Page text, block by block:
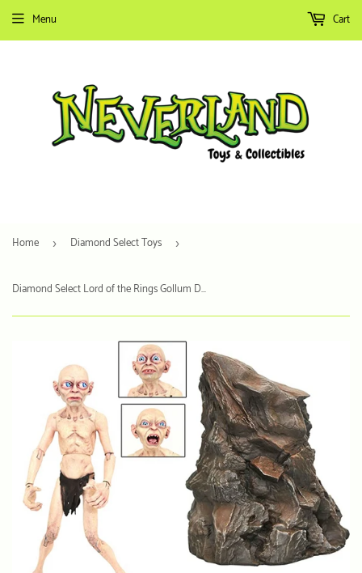
Menu Cart
Home › Diamond Select Toys ›
Diamond Select Lord of the Rings Gollum Deluxe Action Figure